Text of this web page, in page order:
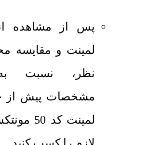
پس از مشاهده
لمینت و مقایسه
نظر، نسبت
مشخصات پیش از
لمینت کد